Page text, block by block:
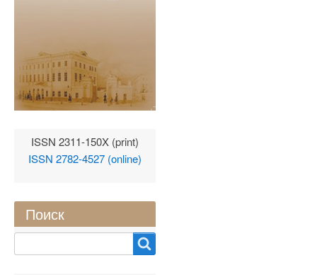
ISSN 2311-150X (print)
ISSN 2782-4527 (online)
Поиск